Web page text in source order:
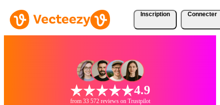
Inscription Connecter
4.9
from 33 572 reviews on Trustpilot